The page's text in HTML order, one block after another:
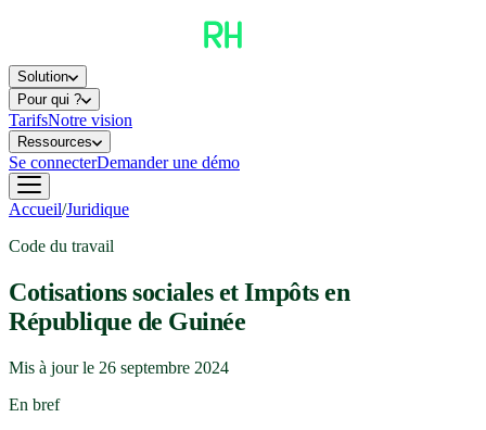
Solution
Pour qui ?
TarifsNotre vision
Ressources
Se connecterDemander une démo
Accueil/Juridique
Code du travail
Cotisations sociales et Impôts en
République de Guinée
Mis à jour le 26 septembre 2024
En bref